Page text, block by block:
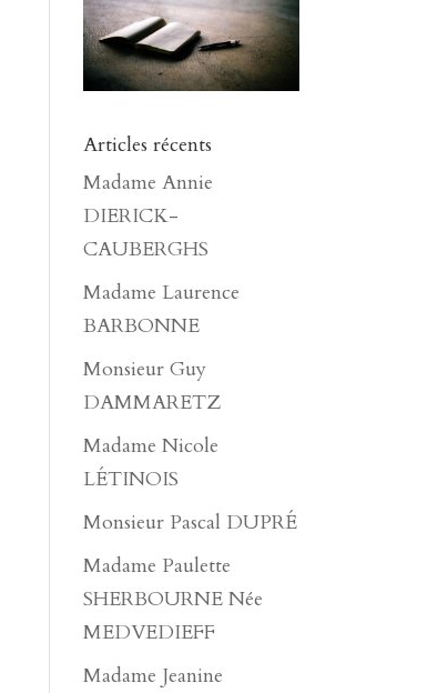
Articles récents
Madame Annie
DIERICK-
CAUBERGHS
Madame Laurence
BARBONNE
Monsieur Guy
DAMMARETZ
Madame Nicole
LÉTINOIS
Monsieur Pascal DUPRÉ
Madame Paulette
SHERBOURNE Née
MEDVEDIEFF
Madame Jeanine